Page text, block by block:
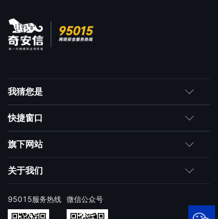
我猜您是
客户
合作伙伴
求职者
快捷窗口
如何购买
产品注册与激活
样本上报
旗下网站
网神
技术研究院
关于我们
公司简介
公司新闻
95015服务热线 微信公众号